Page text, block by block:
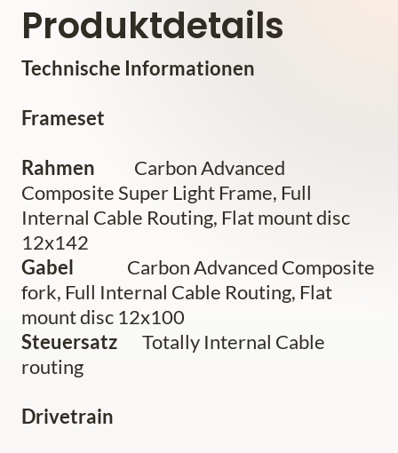
Produktdetails
Technische Informationen
Frameset
Rahmen
Carbon Advanced
Composite Super Light Frame, Full
Internal Cable Routing, Flat mount disc
12x142
Gabel
Carbon Advanced Composite
fork, Full Internal Cable Routing, Flat
mount disc 12x100
Steuersatz Totally Internal Cable
routing
Drivetrain